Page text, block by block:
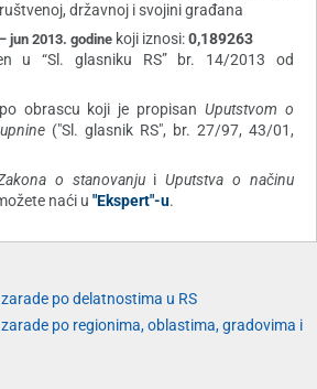
državnoj i svojini građana
jun 2013. godine koji iznosi:0,189263
u “Sl. glasniku RS” br. 14/2013 od
obrascu koji je propisanUputstvom o
("Sl. glasnik RS", br. 27/97, 43/01,
o stanovanju iUputstva o načinu
naći u "Ekspert"-u.
po delatnostima u RS
po regionima, oblastima, gradovima i